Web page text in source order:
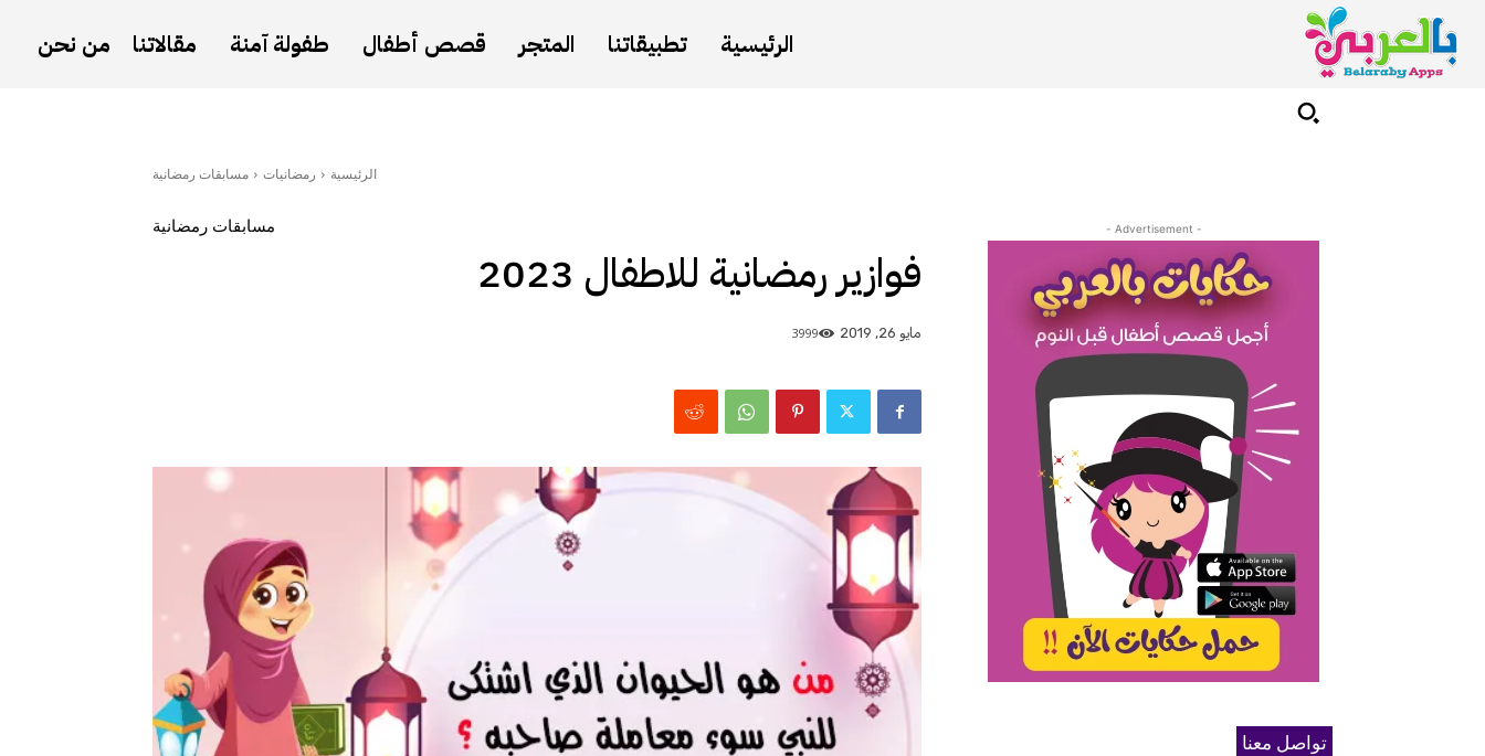
الرئيسية تطبيقاتنا المتجر قصص أطفال طفولة آمنة مقالاتنا من نحن
الرئيسية رمضانيات مسابقات رمضانية
مسابقات رمضانية
فوازير رمضانية للاطفال 2023
مايو 26, 2019 3999
- Advertisement -
تواصل معنا